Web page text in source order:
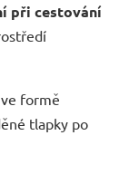
při cestování
formě
tlapky po